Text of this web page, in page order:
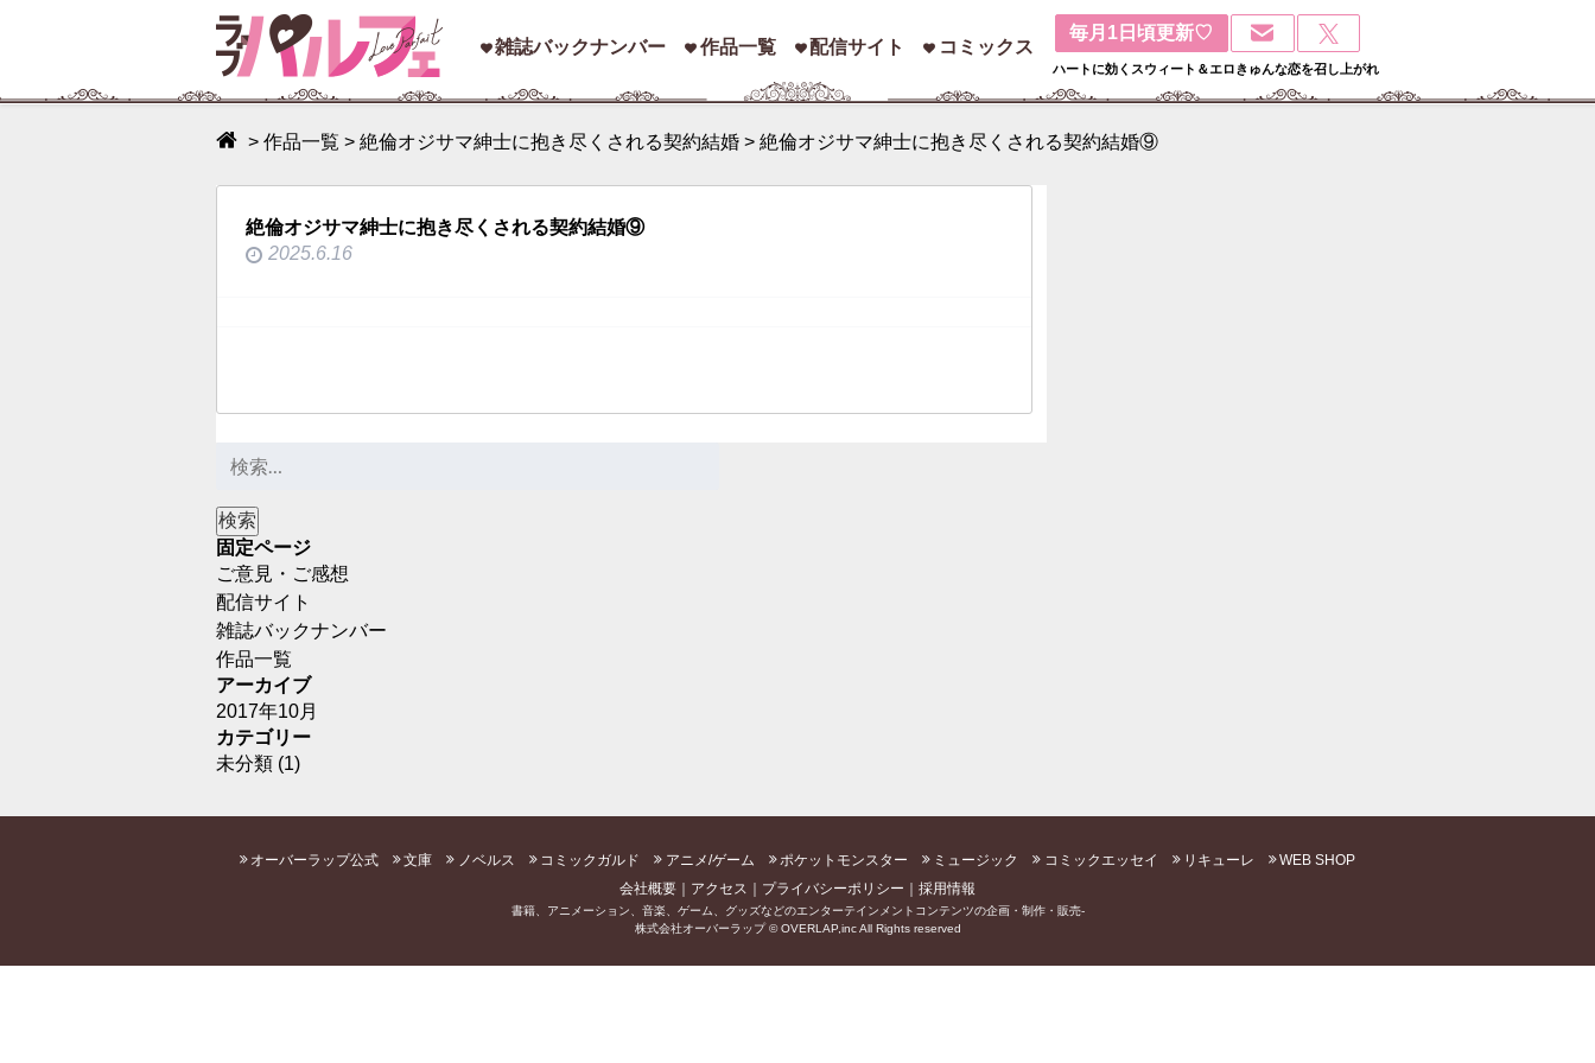
雑誌バックナンバー 作品一覧 配信サイト コミックス
毎月1日頃更新♡
ハートに効くスウィート＆エロきゅんな恋を召し上がれ
> 作品一覧 > 絶倫オジサマ紳士に抱き尽くされる契約結婚> 絶倫オジサマ紳士に抱き尽くされる契約結婚⑨
絶倫オジサマ紳士に抱き尽くされる契約結婚⑨
2025.6.16
固定ページ
ご意見・ご感想
配信サイト
雑誌バックナンバー
作品一覧
アーカイブ
2017年10月
カテゴリー
未分類 (1)
オーバーラップ公式 文庫 ノベルス コミックガルド アニメ/ゲーム ポケットモンスター ミュージック コミックエッセイ リキューレ
WEB SHOP
会社概要
アクセス プライバシーポリシー 採用情報
書籍、アニメーション、音楽、ゲーム、グッズなどのエンターテインメントコンテンツの企画・制作・販売-
株式会社オーバーラップ © OVERLAP,inc All Rights reserved